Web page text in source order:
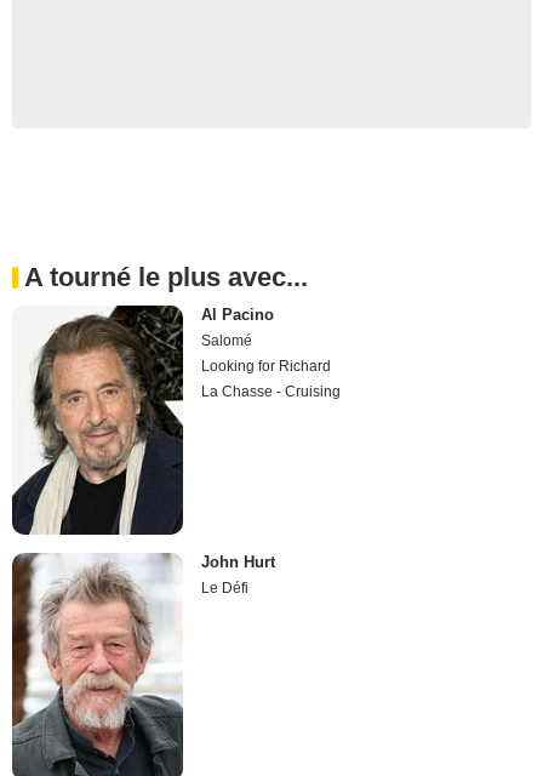
A tourné le plus avec...
Al Pacino
Salomé
Looking for Richard
La Chasse - Cruising
John Hurt
Le Défi